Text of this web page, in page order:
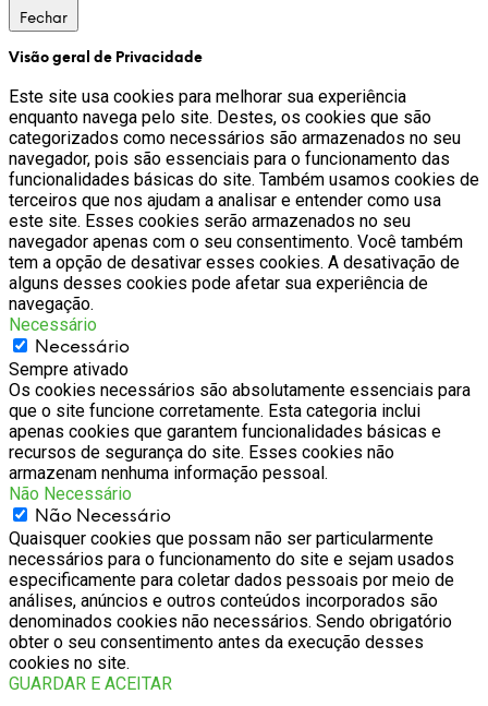
Fechar
Visão geral de Privacidade
Este site usa cookies para melhorar sua experiência
enquanto navega pelo site. Destes, os cookies que são
categorizados como necessários são armazenados no seu
navegador, pois são essenciais para o funcionamento das
funcionalidades básicas do site. Também usamos cookies de
terceiros que nos ajudam a analisar e entender como usa
este site. Esses cookies serão armazenados no seu
navegador apenas com o seu consentimento. Você também
tem a opção de desativar esses cookies. A desativação de
alguns desses cookies pode afetar sua experiência de
navegação.
Necessário
Necessário
Sempre ativado
Os cookies necessários são absolutamente essenciais para
que o site funcione corretamente. Esta categoria inclui
apenas cookies que garantem funcionalidades básicas e
recursos de segurança do site. Esses cookies não
armazenam nenhuma informação pessoal.
Não Necessário
Não Necessário
Quaisquer cookies que possam não ser particularmente
necessários para o funcionamento do site e sejam usados
especificamente para coletar dados pessoais por meio de
análises, anúncios e outros conteúdos incorporados são
denominados cookies não necessários. Sendo obrigatório
obter o seu consentimento antes da execução desses
cookies no site.
GUARDAR E ACEITAR